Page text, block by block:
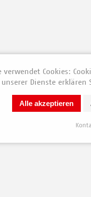
verwendet Cookies:
Dienste
Alle akzeptieren